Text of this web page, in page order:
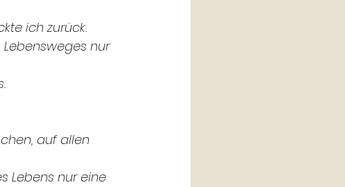
ich zurück.
nur
auf allen
Lebens nur eine